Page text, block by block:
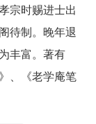
宗时赐进士出
待制。晚年退
丰富。著有
、《老学庵笔